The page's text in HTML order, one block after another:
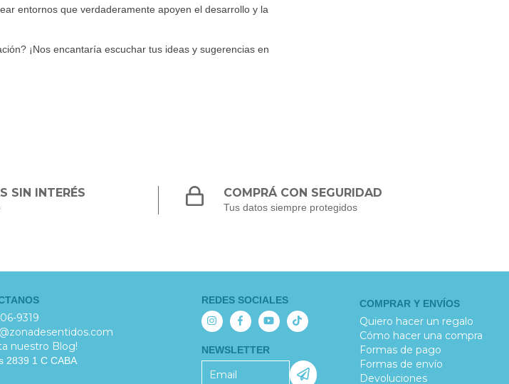
entornos que verdaderamente apoyen el desarrollo y la
¡Nos encantaría escuchar tus ideas y sugerencias en
SIN INTERÉS COMPRÁ CON SEGURIDAD
Tus datos siempre protegidos
9319
nuestro Blog!
2839 1 C CABA
REDES SOCIALES
NEWSLETTER
COMPRAR Y ENVÍOS
Quiero hacer un regalo
Cómo hacer una compra
Formas de pago
Formas de envío
Devoluciones